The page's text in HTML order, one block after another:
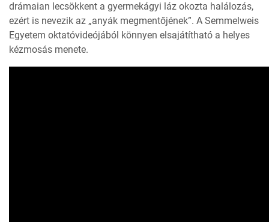
drámaian lecsökkent a gyermekágyi láz okozta halálozás,
ezért is nevezik az „anyák megmentőjének”. A Semmelweis
Egyetem oktatóvideójából könnyen elsajátítható a helyes
kézmosás menete.